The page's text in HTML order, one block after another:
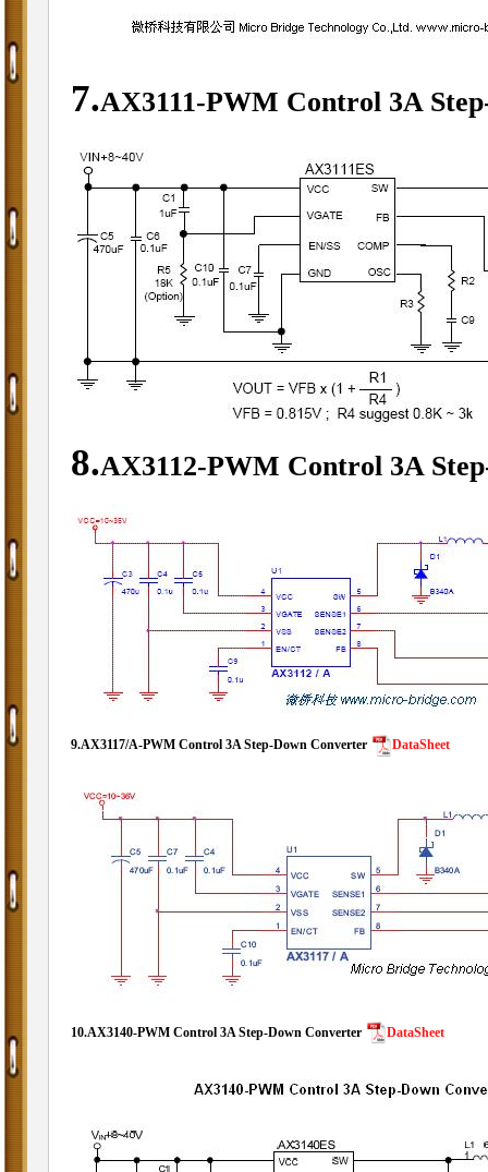
7.AX3111-PWM Control 3A
8.AX3112-PWM Control 3A
9.AX3117/A-PWM Control 3A Step-Down Converter DataSheet
10.AX3140-PWM Control 3A Step-Down Converter DataSheet